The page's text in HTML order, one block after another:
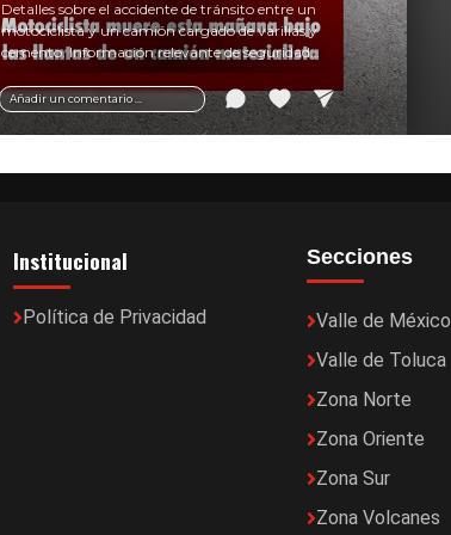
Añadir un comentario ...
Detalles sobre el accidente de tránsito entre un
motociclista y un camión cargado de varillas y
cemento. Información relevante de seguridad
vial y recomendaciones para motociclistas.
Institucional
Política de Privacidad
Secciones
Valle de México
Valle de Toluca
Zona Norte
Zona Oriente
Zona Sur
Zona Volcanes